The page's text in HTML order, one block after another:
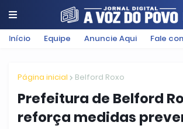
Início Equipe Anuncie Aqui Fale
Página inicial Belford Roxo
Prefeitura de Belford
reforça medidas